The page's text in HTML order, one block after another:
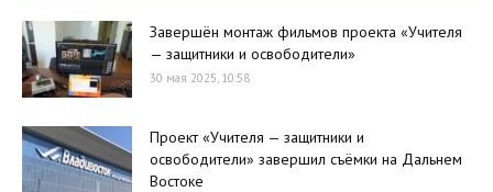
Завершён монтаж фильмов проекта «Учителя
— защитники и освободители»
30 мая 2025, 10:58
Проект «Учителя — защитники и
освободители» завершил съёмки на Дальнем
Востоке